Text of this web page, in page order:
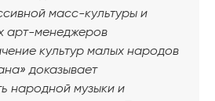
масс-культуры и
арт-менеджеров
культур малых народов
доказывает
народной музыки и